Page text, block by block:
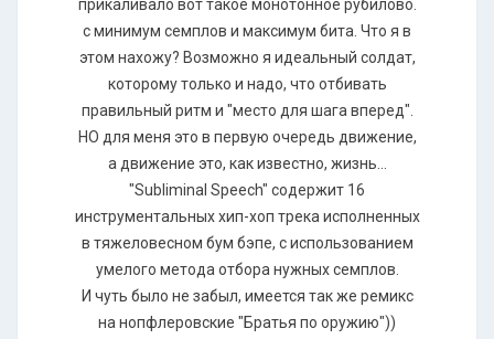
прикаливало вот такое монотонное рубилово.
с минимум семплов и максимум бита. Что я в
этом нахожу? Возможно я идеальный солдат,
которому только и надо, что отбивать
правильный ритм и "место для шага вперед".
НО для меня это в первую очередь движение,
а движение это, как известно, жизнь...
"Subliminal Speech" содержит 16
инструментальных хип-хоп трека исполненных
в тяжеловесном бум бэпе, с использованием
умелого метода отбора нужных семплов.
И чуть было не забыл, имеется так же ремикс
на нопфлеровские "Братья по оружию"))